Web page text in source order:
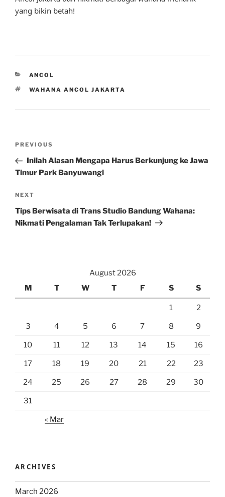
yang bikin betah!
CATEGORIES
ANCOL
TAGS
WAHANA ANCOL JAKARTA
Previous
Post
PREVIOUS
Inilah Alasan Mengapa Harus Berkunjung ke Jawa
Timur Park Banyuwangi
Next
Post
NEXT
Tips Berwisata di Trans Studio Bandung Wahana:
Nikmati Pengalaman Tak Terlupakan!
August 2026
M
T W T F S S
1 2
3 4 5 6 7 8 9
10 11 12 13 14 15 16
17 18 19 20 21 22 23
24 25 26 27 28 29 30
31
« Mar
ARCHIVES
March 2026